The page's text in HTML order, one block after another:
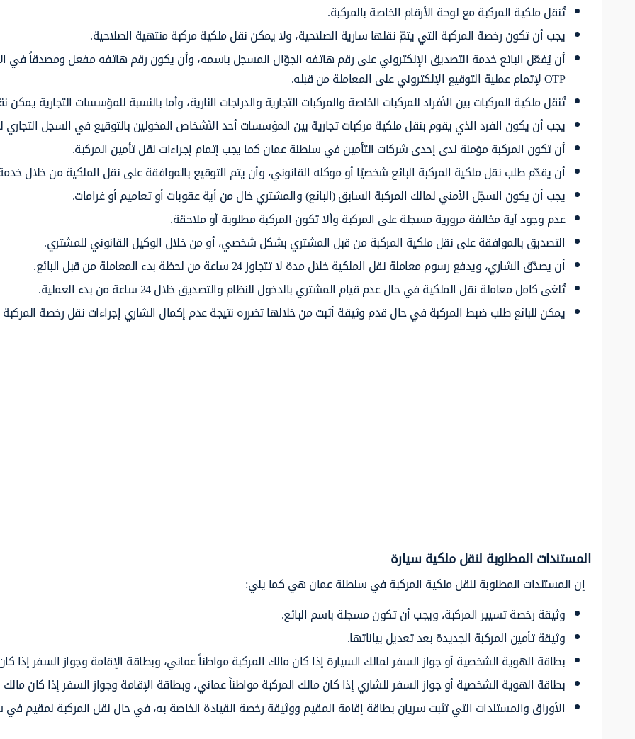
تُنقل ملكية المركبة مع لوحة الأرقام الخاصة بالمركبة.
يجب أن تكون رخصة المركبة التي يتمّ نقلها سارية الصلاحية، ولا يمكن نقل ملكية مركبة منتهية الصلاحية.
أن يُفعّل البائع خدمة التصديق الإلكتروني على رقم هاتفه الجوّال المسجل باسمه، وأن يكون رقم هاتفه مفعل ومصدقاً في
OTP لإتمام عملية التوقيع الإلكتروني على المعاملة من قبله.
تُنقل ملكية المركبات بين الأفراد للمركبات الخاصة والمركبات التجارية والدراجات النارية، وأما بالنسبة للمؤسسات التجارية
يجب أن يكون الفرد الذي يقوم بنقل ملكية مركبات تجارية بين المؤسسات أحد الأشخاص المخولين بالتوقيع في السجل التجاري
أن تكون المركبة مؤمنة لدى إحدى شركات التأمين في سلطنة عمان كما يجب إتمام إجراءات نقل تأمين المركبة.
أن يقدّم طلب نقل ملكية المركبة البائع شخصيًا أو موكله القانوني، وأن يتم التوقيع بالموافقة على نقل الملكية من خلال
يجب أن يكون السجّل الأمني لمالك المركبة السابق (البائع) والمشتري خال من أية عقوبات أو تعاميم أو غرامات.
عدم وجود أية مخالفة مرورية مسجلة على المركبة وألا تكون المركبة مطلوبة أو ملاحقة.
التصديق بالموافقة على نقل ملكية المركبة من قبل المشتري بشكل شخصي، أو من خلال الوكيل القانوني للمشتري.
أن يصدّق الشاري، ويدفع رسوم معاملة نقل الملكية خلال مدة لا تتجاوز 24 ساعة من لحظة بدء المعاملة من قبل البائع.
تُلغى كامل معاملة نقل الملكية في حال عدم قيام المشتري بالدخول للنظام والتصديق خلال 24 ساعة من بدء العملية.
يمكن للبائع طلب ضبط المركبة في حال قدم وثيقة أثبت من خلالها تضرره نتيجة عدم إكمال الشاري إجراءات نقل رخصة
المستندات المطلوبة لنقل ملكية سيارة
إن المستندات المطلوبة لنقل ملكية المركبة في سلطنة عمان هي كما يلي:
وثيقة رخصة تسيير المركبة، ويجب أن تكون مسجلة باسم البائع.
وثيقة تأمين المركبة الجديدة بعد تعديل بياناتها.
بطاقة الهوية الشخصية أو جواز السفر لمالك السيارة إذا كان مالك المركبة مواطناً عماني، وبطاقة الإقامة وجواز السفر
بطاقة الهوية الشخصية أو جواز السفر للشاري إذا كان مالك المركبة مواطناً عماني، وبطاقة الإقامة وجواز السفر إذا كان
الأوراق والمستندات التي تثبت سريان بطاقة إقامة المقيم ووثيقة رخصة القيادة الخاصة به، في حال نقل المركبة لمقيم